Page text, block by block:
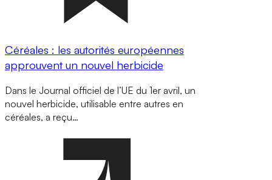
Céréales : les autorités européennes
approuvent un nouvel herbicide
Dans le Journal officiel de l’UE du 1er avril, un
nouvel herbicide, utilisable entre autres en
céréales, a reçu…